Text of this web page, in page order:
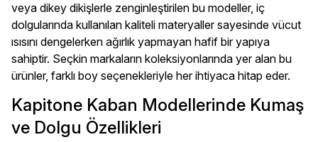
veya dikey dikişlerle zenginleştirilen bu modeller, iç
dolgularında kullanılan kaliteli materyaller sayesinde vücut
ısısını dengelerken ağırlık yapmayan hafif bir yapıya
sahiptir. Seçkin markaların koleksiyonlarında yer alan bu
ürünler, farklı boy seçenekleriyle her ihtiyaca hitap eder.
Kapitone Kaban Modellerinde Kumaş
ve Dolgu Özellikleri